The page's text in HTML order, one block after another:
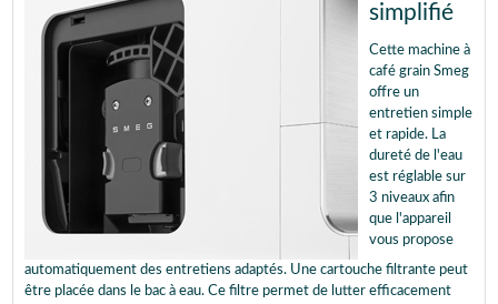
simplifié
Cette machine à
café grain Smeg
offre un
entretien simple
et rapide. La
dureté de l'eau
est réglable sur
3 niveaux afin
que l'appareil
vous propose
automatiquement des entretiens adaptés. Une cartouche filtrante peut
être placée dans le bac à eau. Ce filtre permet de lutter efficacement